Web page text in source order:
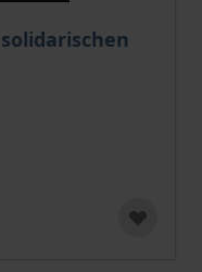
chosen on the